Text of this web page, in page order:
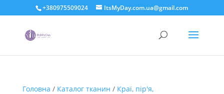
+380975509024 ItsMyDay.com.ua@gmail.com
Головна / Каталог тканин / Краї, пір'я,